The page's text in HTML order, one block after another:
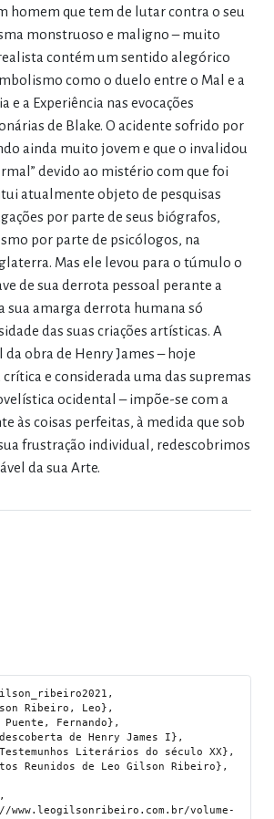
homem que tem de lutar contra o seu
monstruoso e maligno – muito
contém um sentido alegórico
como o duelo entre o Mal e a
e a Experiência nas evocações
de Blake. O acidente sofrido por
ainda muito jovem e que o invalidou
devido ao mistério com que foi
atualmente objeto de pesquisas
por parte de seus biógrafos,
por parte de psicólogos, na
Mas ele levou para o túmulo o
de sua derrota pessoal perante a
sua amarga derrota humana só
das suas criações artísticas. A
obra de Henry James – hoje
e considerada uma das supremas
ocidental – impõe-se com a
às coisas perfeitas, à medida que sob
frustração individual, redescobrimos
da sua Arte.